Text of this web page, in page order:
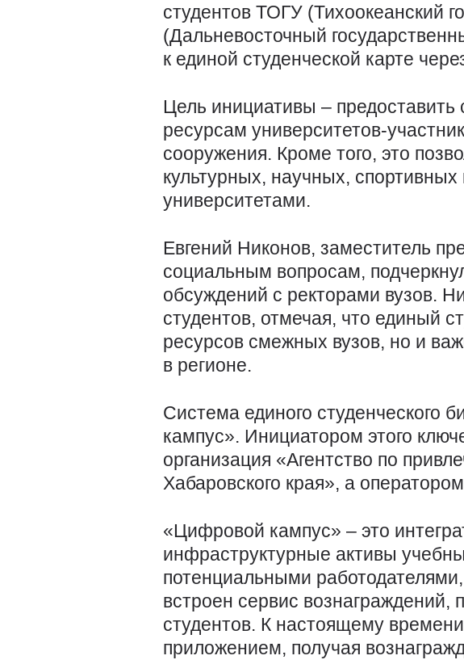
студентов ТОГУ (Тихоокеанский
(Дальневосточный
к единой студенческой карте
Цель инициативы –
ресурсам университетов-
сооружения. Кроме того, это
культурных, научных,
университетами.
Евгений Никонов, заместитель
социальным вопросам,
обсуждений с ректорами вузов.
студентов, отмечая, что единый
ресурсов смежных вузов, но и
в регионе.
Система единого студенческого
кампус». Инициатором этого
организация «Агентство по
Хабаровского края», а
«Цифровой кампус» – это
инфраструктурные активы
потенциальными
встроен сервис вознаграждений,
студентов. К настоящему
приложением, получая